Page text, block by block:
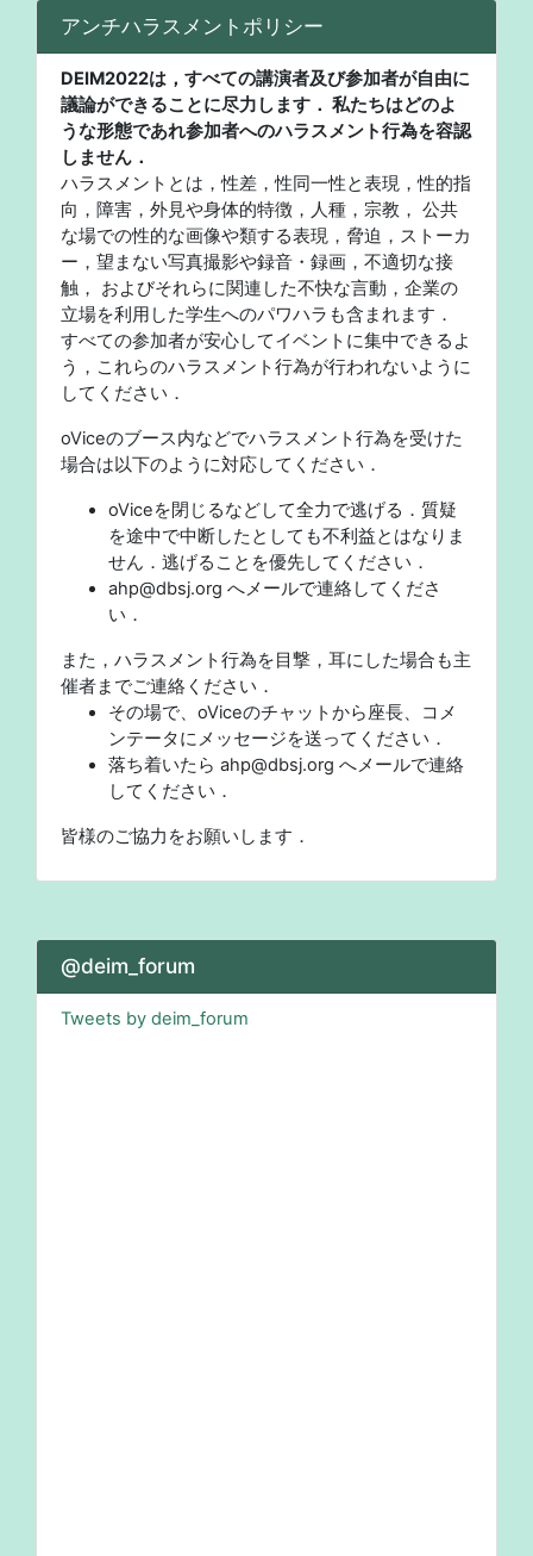
アンチハラスメントポリシー
DEIM2022は，すべての講演者及び参加者が自由に
議論ができることに尽力します． 私たちはどのよ
うな形態であれ参加者へのハラスメント行為を容認
しません．
ハラスメントとは，性差，性同一性と表現，性的指
向，障害，外見や身体的特徴，人種，宗教， 公共
な場での性的な画像や類する表現，脅迫，ストーカ
ー，望まない写真撮影や録音・録画，不適切な接
触， およびそれらに関連した不快な言動，企業の
立場を利用した学生へのパワハラも含まれます．
すべての参加者が安心してイベントに集中できるよ
う，これらのハラスメント行為が行われないように
してください．
oViceのブース内などでハラスメント行為を受けた
場合は以下のように対応してください．
oViceを閉じるなどして全力で逃げる．質疑
を途中で中断したとしても不利益とはなりま
せん．逃げることを優先してください．
ahp@dbsj.org へメールで連絡してくださ
い．
また，ハラスメント行為を目撃，耳にした場合も主
催者までご連絡ください．
その場で、oViceのチャットから座長、コメ
ンテータにメッセージを送ってください．
落ち着いたら ahp@dbsj.org へメールで連絡
してください．
皆様のご協力をお願いします．
@deim_forum
Tweets by deim_forum